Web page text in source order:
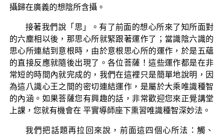
攝歸在廣義的想陰所含攝。
接著我們說「思」。有了前面的想心所來了知所面對
的六塵相以後，那思心所就緊跟著運作了；當識陰六識的
思心所連結到意根時，由於意根思心所的運作，於是五蘊
的直接反應就隨後出現了。各位菩薩！這些運作都是在非
常短的時間內就完成的，我們在這裡只是簡單地說明，因
為這八識心王之間的密切連結運作，是屬於大乘唯識種智
的內涵。如果菩薩您有興趣的話，非常歡迎您來正覺講堂
上課，您就有機會在 平實導師座下熏習唯識種智深妙法。
我們把話題再拉回來說，前面這四個心所法：觸、